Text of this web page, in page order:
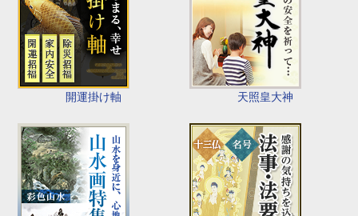
開運掛け軸 天照皇大神